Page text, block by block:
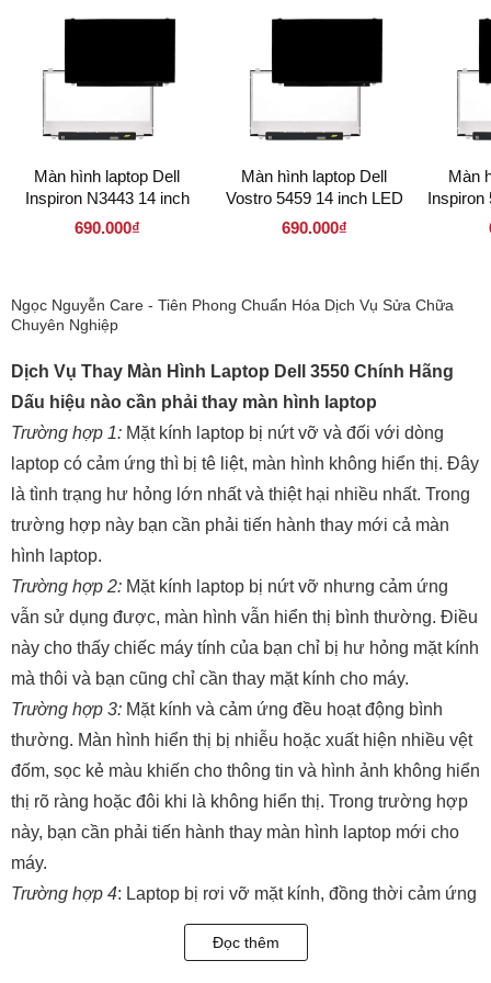
Màn hình laptop Dell
Inspiron N3443 14 inch
LED Mỏng ( 140LM30P
690.000₫
Màn hình laptop Dell
Vostro 5459 14 inch LED
Mỏng ( 140LM30P 1366 x
690.000₫
Màn
Inspiron
Mỏng
Ngọc Nguyễn Care - Tiên Phong Chuẩn Hóa Dịch Vụ Sửa Chữa
Chuyên Nghiệp
Dịch Vụ Thay Màn Hình Laptop Dell 3550 Chính Hãng
Dấu hiệu nào cần phải thay màn hình laptop
Trường hợp 1: Mặt kính laptop bị nứt vỡ và đối với dòng
laptop có cảm ứng thì bị tê liệt, màn hình không hiển thị. Đây
là tình trạng hư hỏng lớn nhất và thiệt hại nhiều nhất. Trong
trường hợp này bạn cần phải tiến hành thay mới cả màn
hình laptop.
Trường hợp 2: Mặt kính laptop bị nứt vỡ nhưng cảm ứng
vẫn sử dụng được, màn hình vẫn hiển thị bình thường. Điều
này cho thấy chiếc máy tính của bạn chỉ bị hư hỏng mặt kính
mà thôi và bạn cũng chỉ cần thay mặt kính cho máy.
Trường hợp 3: Mặt kính và cảm ứng đều hoạt động bình
thường. Màn hình hiển thị bị nhiễu hoặc xuất hiện nhiều vệt
đốm, sọc kẻ màu khiến cho thông tin và hình ảnh không hiển
thị rõ ràng hoặc đôi khi là không hiển thị. Trong trường hợp
này, bạn cần phải tiến hành thay màn hình laptop mới cho
máy.
Trường hợp 4: Laptop bị rơi vỡ mặt kính, đồng thời cảm ứng
không thể sử dụng. Thế nhưng, màn hình vẫn có thể hiển
thị. Ở trường hợp này bạn cần phải thay bộ mặt kính cảm
Đọc thêm